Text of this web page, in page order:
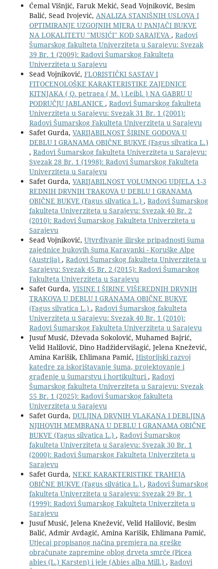
Ćemal Višnjić, Faruk Mekić, Sead Vojniković, Besim
Balić, Sead Ivojević, ANALIZA STANIŠNIH USLOVA I
OPTIMIRANJE UZGOJNIH MJERA U PANJAČI BUKVE
NA LOKALITETU "MUSIĆI" KOD SARAJEVA , Radovi
Šumarskog fakulteta Univerziteta u Sarajevu: Svezak
39 Br. 1 (2009): Radovi Šumarskog Fakulteta
Univerziteta u Sarajevu
Sead Vojniković, FLORISTIČKI SASTAV I
FITOCENOLOŠKE KARAKTERISTIKE ZAJEDNICE
KITNJAKA ( Q. petraea ( M. ) Leibl. ) NA GABRU U
PODRUČJU JABLANICE , Radovi Šumarskog fakulteta
Univerziteta u Sarajevu: Svezak 31 Br. 1 (2001):
Radovi Šumarskog Fakulteta Univerziteta u Sarajevu
Safet Gurda, VARIJABILNOST ŠIRINE GODOVA U
DEBLU I GRANAMA OBIČNE BUKVE (Fagus silvatica L.)
, Radovi Šumarskog fakulteta Univerziteta u Sarajevu:
Svezak 28 Br. 1 (1998): Radovi Šumarskog Fakulteta
Univerziteta u Sarajevu
Safet Gurda, VARIJABILNOST VOLUMNOG UDJELA 1-3
REDNIH DRVNIH TRAKOVA U DEBLU I GRANAMA
OBIČNE BUKVE (Fagus silvatica L.) , Radovi Šumarskog
fakulteta Univerziteta u Sarajevu: Svezak 40 Br. 2
(2010): Radovi Šumarskog Fakulteta Univerziteta u
Sarajevu
Sead Vojniković, Utvrđivanje ilirske pripadnosti šuma
zajednice bukovih šuma Karavanki - Koruške Alpe
(Austrija) , Radovi Šumarskog fakulteta Univerziteta u
Sarajevu: Svezak 45 Br. 2 (2015): Radovi Šumarskog
Fakulteta Univerziteta u Sarajevu
Safet Gurda, VISINE I ŠIRINE VIŠEREDNIH DRVNIH
TRAKOVA U DEBLU I GRANAMA OBIČNE BUKVE
(Fagus silvatica L.) , Radovi Šumarskog fakulteta
Univerziteta u Sarajevu: Svezak 40 Br. 1 (2010):
Radovi Šumarskog Fakulteta Univerziteta u Sarajevu
Jusuf Musić, Dževada Sokolović, Muhamed Bajrić,
Velid Halilović, Dino Hadžidervišagić, Jelena Knežević,
Amina Karišik, Ehlimana Pamić, Historijski razvoj
katedre za iskorištavanje šuma, projektovanje i
građenje u šumarstvu i hortikulturi , Radovi
Šumarskog fakulteta Univerziteta u Sarajevu: Svezak
55 Br. 1 (2025): Radovi Šumarskog fakulteta
Univerziteta u Sarajevu
Safet Gurda, DULJINA DRVNIH VLAKANA I DEBLJINA
NJIHOVIH MEMBRANA U DEBLU I GRANAMA OBIČNE
BUKVE (Fagus silvatica L.) , Radovi Šumarskog
fakulteta Univerziteta u Sarajevu: Svezak 30 Br. 1
(2000): Radovi Šumarskog Fakulteta Univerziteta u
Sarajevu
Safet Gurda, NEKE KARAKTERISTIKE TRAHEJA
OBIČNE BUKVE (Fagus silvática L.) , Radovi Šumarskog
fakulteta Univerziteta u Sarajevu: Svezak 29 Br. 1
(1999): Radovi Šumarskog Fakulteta Univerziteta u
Sarajevu
Jusuf Musić, Jelena Knežević, Velid Halilović, Besim
Balić, Admir Avdagić, Amina Karišik, Ehlimana Pamić,
Utjecaj propisanog načina premjera na greške
obračunate zapremine oblog drveta smrče (Picea
abies (L.) Karsten) i jele (Abies alba Mill.) , Radovi